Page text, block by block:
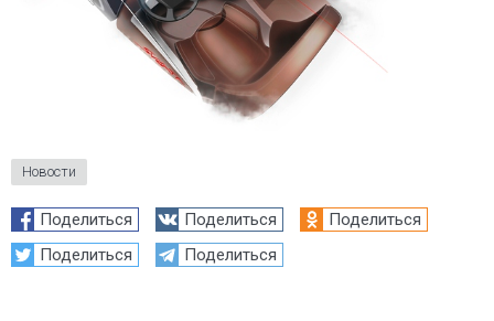
Новости
Поделиться Поделиться
Поделиться
Поделиться
Поделиться